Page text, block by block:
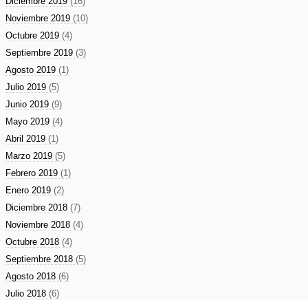
Noviembre 2019 (10)
Octubre 2019 (4)
Septiembre 2019 (3)
Agosto 2019 (1)
Julio 2019 (5)
Junio 2019 (9)
Mayo 2019 (4)
Abril 2019 (1)
Marzo 2019 (5)
Febrero 2019 (1)
Enero 2019 (2)
Diciembre 2018 (7)
Noviembre 2018 (4)
Octubre 2018 (4)
Septiembre 2018 (5)
Agosto 2018 (6)
Julio 2018 (6)